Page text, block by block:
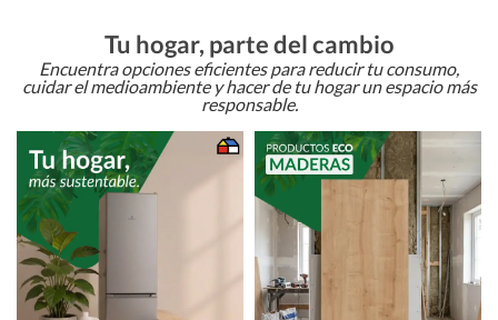
Tu hogar, parte del cambio
Encuentra opciones eficientes para reducir tu consumo,
cuidar el medioambiente y hacer de tu hogar un espacio más
responsable.